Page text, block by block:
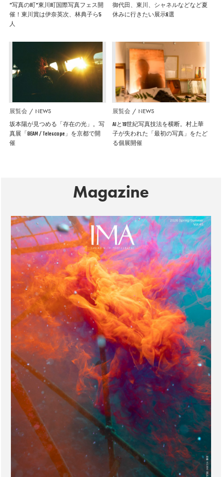
”写真の町”東川町国際写真フェス開
催！東川賞は伊奈英次、林典子ら5
人
御代田、東川、シャネルなどなど夏
休みに行きたい展示6選
展覧会 NEWS
坂本陽が見つめる「存在の光」。写
真展「BEAM / Telescope」を京都で開
催
展覧会 NEWS
AIと19世紀写真技法を横断。村上華
子が失われた「最初の写真」をたど
る個展開催
Magazine